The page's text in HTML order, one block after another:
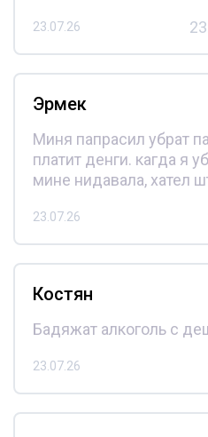
23.07.26
Эрмек
Миня папрасил убрат
платит денги. кагда я
мине нидавала, хател
23.07.26
Костян
Бадяжат алкоголь с
23.07.26